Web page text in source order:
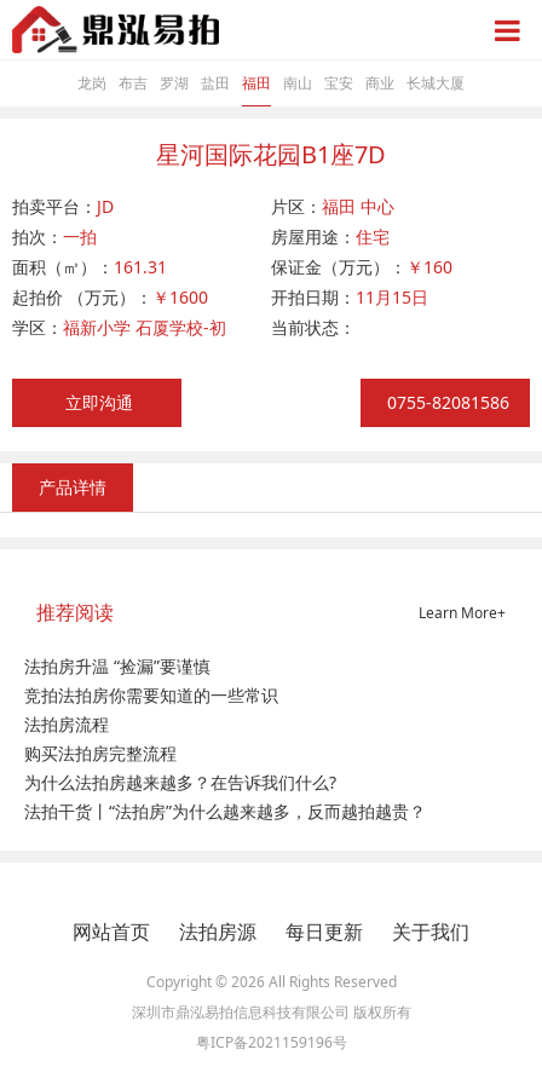
龙岗 布吉 罗湖 盐田 福田 南山 宝安 商业 长城大厦
星河国际花园B1座7D
拍卖平台： JD 片区： 福田 中心
拍次： 一拍 房屋用途： 住宅
面积（㎥）： 161.31 保证金（万元）： ￥160
起拍价 （万元）： ￥1600 开拍日期： 11月15日
学区： 福新小学 石厦学校-初 当前状态：
立即沟通 0755-82081586
产品详情
推荐阅读 Learn More+
法拍房升温 “捡漏”要谨慎
竞拍法拍房你需要知道的一些常识
法拍房流程
购买法拍房完整流程
为什么法拍房越来越多？在告诉我们什么?
法拍干货丨“法拍房”为什么越来越多，反而越拍越贵？
网站首页 法拍房源 每日更新 关于我们
Copyright © 2026 All Rights Reserved
深圳市鼎泓易拍信息科技有限公司 版权所有
粤ICP备2021159196号